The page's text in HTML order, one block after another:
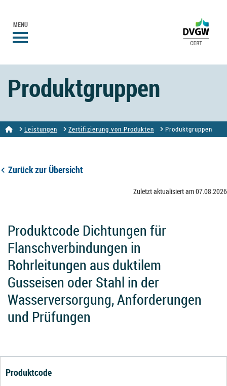
MENÜ
Produktgruppen
Leistungen Zertifizierung von Produkten Produktgruppen
Zurück zur Übersicht
Zuletzt aktualisiert am 07.08.2026
Produktcode Dichtungen für
Flanschverbindungen in
Rohrleitungen aus duktilem
Gusseisen oder Stahl in der
Wasserversorgung, Anforderungen
und Prüfungen
Produktcode